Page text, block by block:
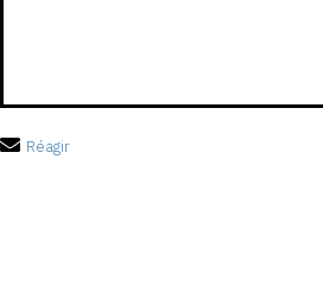
Réagir